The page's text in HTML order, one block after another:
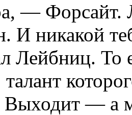
—
И никакой
Лейбниц. То
талант
— а